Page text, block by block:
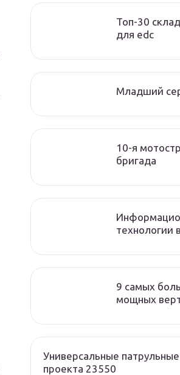
Топ-30
для edc
Младший
10-я
бригада
технологии
9 самых
мощных
Универсальные
проекта 23550